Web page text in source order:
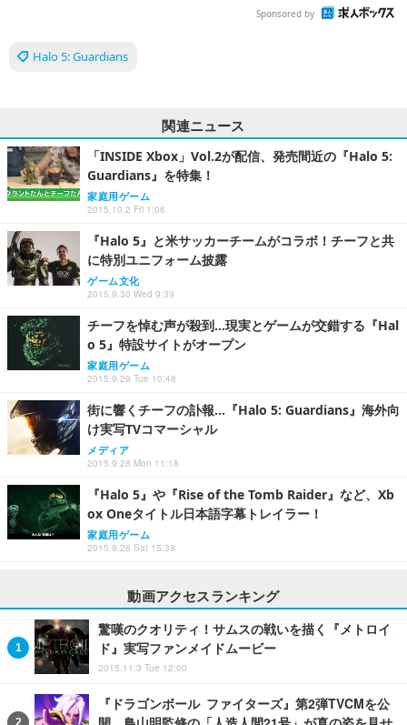
Sponsored by
Halo 5: Guardians
関連ニュース
「INSIDE Xbox」Vol.2が配信、発売間近の『Halo 5:
Guardians』を特集！
家庭用ゲーム
2015.10.2 Fri 1:06
『Halo 5』と米サッカーチームがコラボ！チーフと共
に特別ユニフォーム披露
ゲーム文化
2015.9.30 Wed 9:39
チーフを悼む声が殺到…現実とゲームが交錯する『Hal
o 5』特設サイトがオープン
家庭用ゲーム
2015.9.29 Tue 10:48
街に響くチーフの訃報…『Halo 5: Guardians』海外向
け実写TVコマーシャル
メディア
2015.9.28 Mon 11:18
『Halo 5』や『Rise of the Tomb Raider』など、Xb
ox Oneタイトル日本語字幕トレイラー！
家庭用ゲーム
2015.9.26 Sat 15:38
動画アクセスランキング
驚嘆のクオリティ！サムスの戦いを描く『メトロイ
ド』実写ファンメイドムービー
2015.11.3 Tue 12:00
『ドラゴンボール ファイターズ』第2弾TVCMを公
開、鳥山明監修の「人造人間21号」が真の姿を見せ